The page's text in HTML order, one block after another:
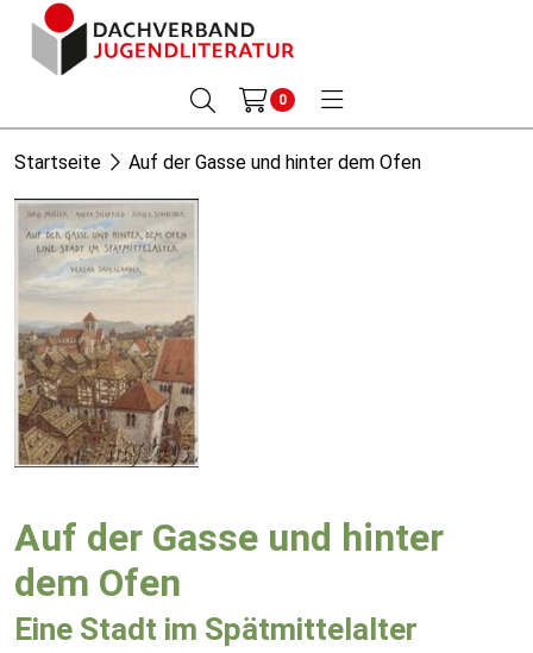
0
Startseite Auf der Gasse und hinter dem Ofen
Auf der Gasse und hinter
dem Ofen
Eine Stadt im Spätmittelalter